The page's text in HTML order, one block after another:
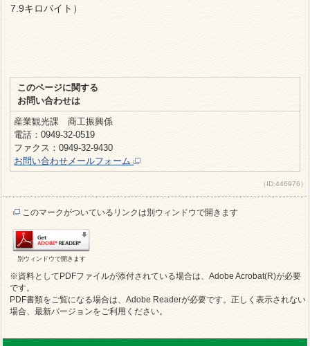
7.9キロバイト）
このページに関する
お問い合わせは
産業観光課 商工振興係
電話：0949-32-0519
ファクス：0949-32-9430
お問い合わせメールフォーム
（ID:446976）
このマークがついているリンクは別ウィンドウで開きます
別ウィンドウで開きます
※資料としてPDFファイルが添付されている場合は、Adobe Acrobat(R)が必要
です。
PDF書類をご覧になる場合は、Adobe Readerが必要です。正しく表示されない
場合、最新バージョンをご利用ください。